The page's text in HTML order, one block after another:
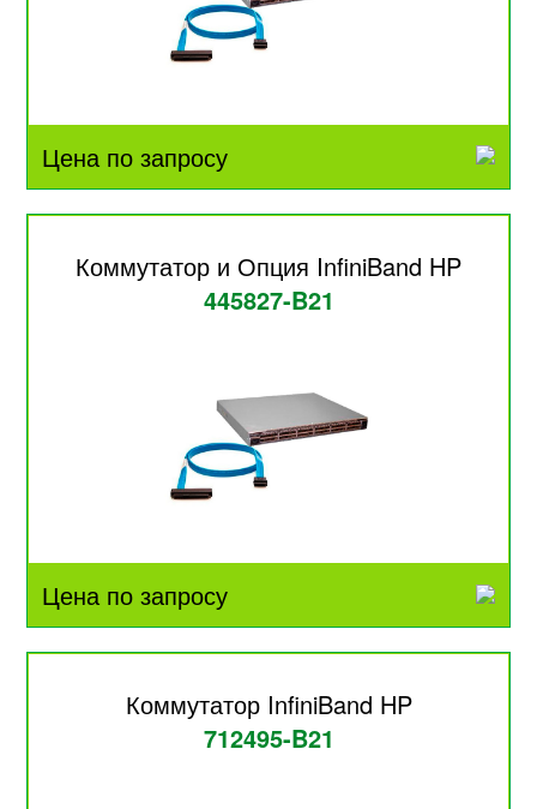
Цена по запросу
Коммутатор и Опция InfiniBand HP
445827-B21
Цена по запросу
Коммутатор InfiniBand HP
712495-B21